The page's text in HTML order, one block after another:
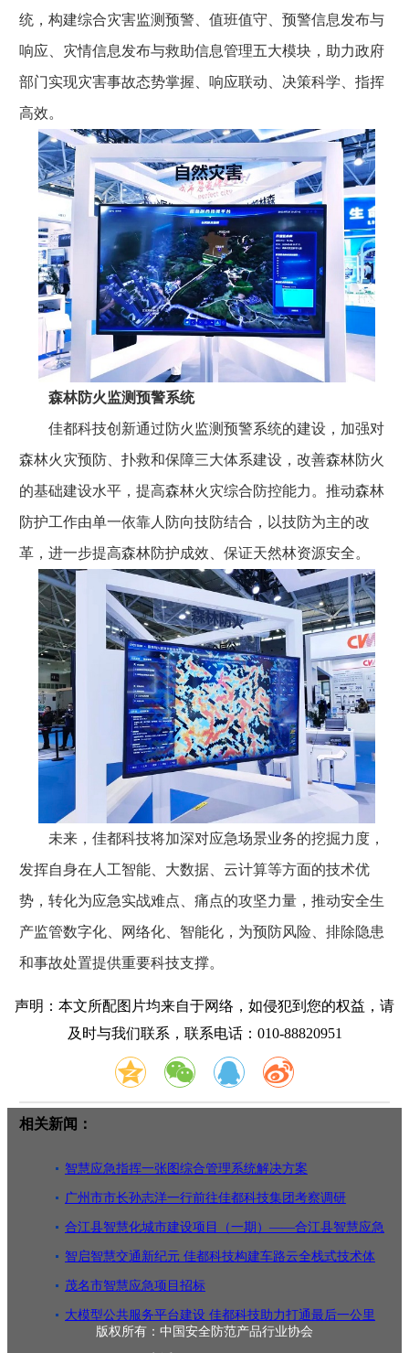
统，构建综合灾害监测预警、值班值守、预警信息发布与
响应、灾情信息发布与救助信息管理五大模块，助力政府
部门实现灾害事故态势掌握、响应联动、决策科学、指挥
高效。
森林防火监测预警系统
佳都科技创新通过防火监测预警系统的建设，加强对
森林火灾预防、扑救和保障三大体系建设，改善森林防火
的基础建设水平，提高森林火灾综合防控能力。推动森林
防护工作由单一依靠人防向技防结合，以技防为主的改
革，进一步提高森林防护成效、保证天然林资源安全。
未来，佳都科技将加深对应急场景业务的挖掘力度，
发挥自身在人工智能、大数据、云计算等方面的技术优
势，转化为应急实战难点、痛点的攻坚力量，推动安全生
产监管数字化、网络化、智能化，为预防风险、排除隐患
和事故处置提供重要科技支撑。
声明：本文所配图片均来自于网络，如侵犯到您的权益，请
及时与我们联系，联系电话：010-88820951
相关新闻：
智慧应急指挥一张图综合管理系统解决方案
广州市市长孙志洋一行前往佳都科技集团考察调研
合江县智慧化城市建设项目（一期）——合江县智慧应急
指挥中心建
智启智慧交通新纪元 佳都科技构建车路云全栈式技术体
系
茂名市智慧应急项目招标
大模型公共服务平台建设 佳都科技助力打通最后一公里
版权所有：中国安全防范产品行业协会